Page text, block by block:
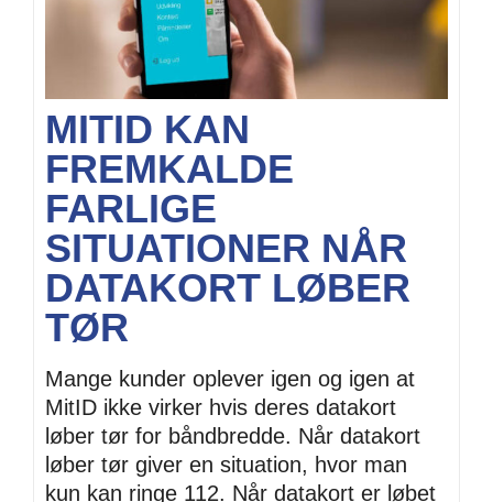
MITID KAN
FREMKALDE
FARLIGE
SITUATIONER NÅR
DATAKORT LØBER
TØR
Mange kunder oplever igen og igen at
MitID ikke virker hvis deres datakort
løber tør for båndbredde. Når datakort
løber tør giver en situation, hvor man
kun kan ringe 112. Når datakort er løbet